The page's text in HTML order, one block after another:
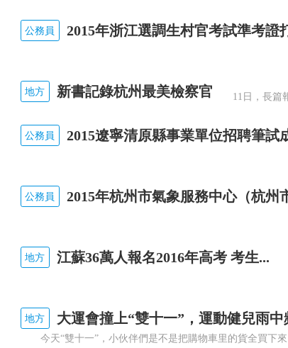
公務員 2015年浙江選調生村官考試準考證
地方 新書記錄杭州最美檢察官
公務員 2015遼寧清原縣事業單位招聘筆試
公務員 2015年杭州市氣象服務中心（杭州
地方 江蘇36萬人報名2016年高考 考生...
地方 大運會撞上“雙十一”，運動健兒雨中